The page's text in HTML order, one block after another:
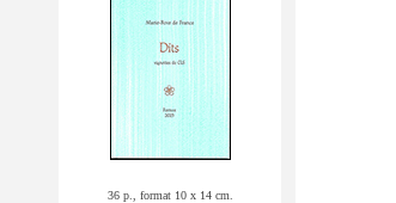
36 p., format 10 x 14 cm.